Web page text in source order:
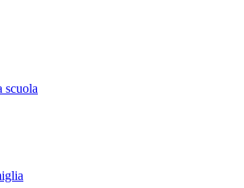
scuola